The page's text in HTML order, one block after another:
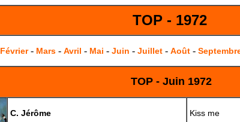
TOP - 1972
Février- Mars- Avril - Mai - Juin - Juillet- Août-
TOP - Juin 1972
C. Jérôme Kiss me